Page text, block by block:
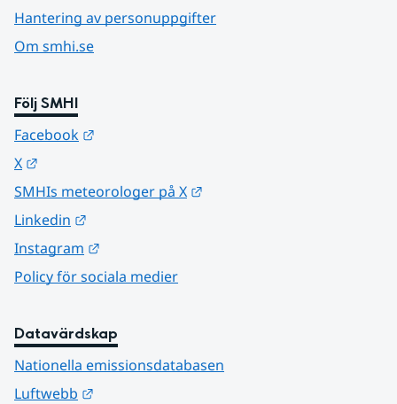
Hantering av personuppgifter
Om smhi.se
Följ SMHI
Facebook
X
SMHIs meteorologer på X
Linkedin
Instagram
Policy för sociala medier
Datavärdskap
Nationella emissionsdatabasen
Luftwebb